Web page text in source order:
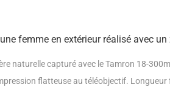
naturelle capturé avec le Tamron 18-
flatteuse au téléobjectif.